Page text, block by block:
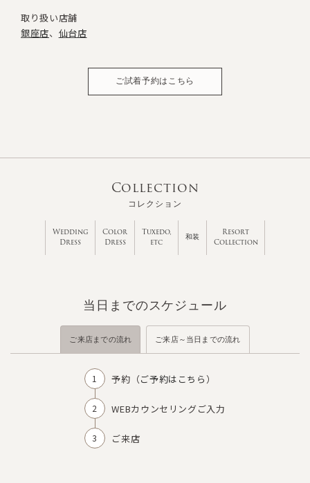
取り扱い店舗
銀座店
仙台店
ご試着予約はこちら
Collection
コレクション
Wedding
Dress
Color
Dress
Tuxedo,
etc
和装
Resort
Collection
当日までのスケジュール
ご来店までの流れ ご来店～当日までの流れ
予約（ご予約はこちら）
WEBカウンセリングご入力
ご来店